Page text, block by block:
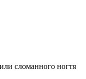
сломанного ногтя